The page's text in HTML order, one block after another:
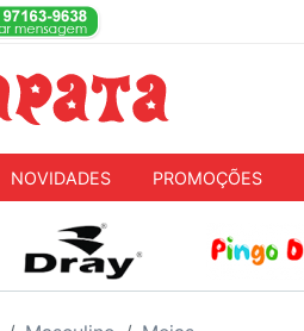
NOVIDADES PROMOÇÕES